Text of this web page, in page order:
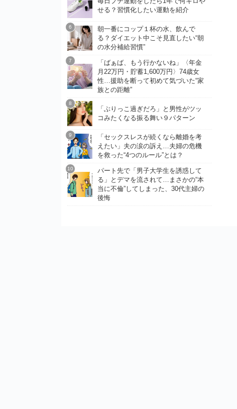
せる？習慣化したい運動を紹介
朝一番にコップ１杯の水、飲んで
る？ダイエット中こそ見直したい“朝
の水分補給習慣”
「ばぁば、もう行かないね」〈年金
月22万円・貯蓄1,600万円〉74歳女
性…援助を断って初めて気づいた“家
族との距離”
「ぶりっこ過ぎだろ」と男性がツッ
コみたくなる振る舞い９パターン
「セックスレスが続くなら離婚を考
えたい」夫の涙の訴え…夫婦の危機
を救った“4つのルール”とは？
パート先で「男子大学生を誘惑して
る」とデマを流されて…まさかの“本
当に不倫”してしまった、30代主婦の
後悔